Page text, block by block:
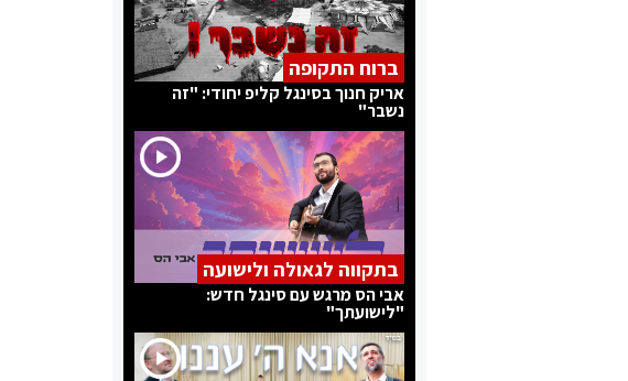
ברוח התקופה
אריק חנוך בסינגל קליפ יחודי: "זה
נשבר"
בתקווה לגאולה ולישועה
אבי הס מרגש עם סינגל חדש:
"לישועתך"